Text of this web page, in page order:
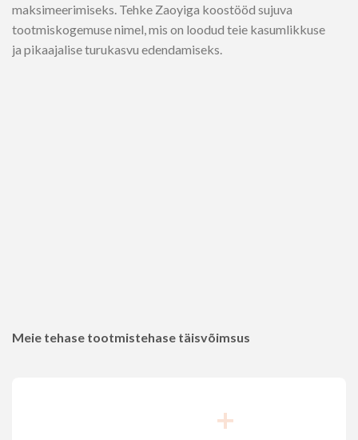
maksimeerimiseks. Tehke Zaoyiga koostööd sujuva
tootmiskogemuse nimel, mis on loodud teie kasumlikkuse
ja pikaajalise turukasvu edendamiseks.
Meie tehase tootmistehase täisvõimsus
+